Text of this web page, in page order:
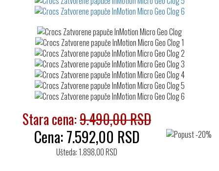
Stara cena:9.490,00 RSD
Cena:7.592,00 RSD
Ušteda: 1.898,00 RSD